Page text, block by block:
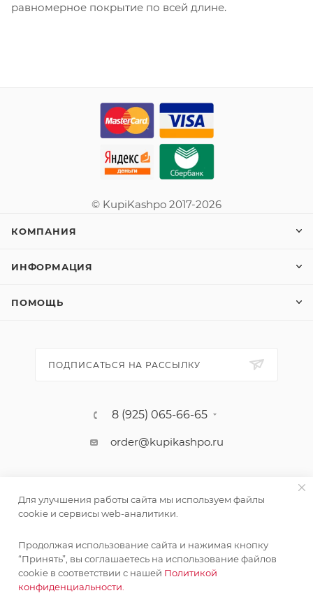
равномерное покрытие по всей длине.
© KupiKashpo 2017-2026
КОМПАНИЯ
ИНФОРМАЦИЯ
ПОМОЩЬ
ПОДПИСАТЬСЯ НА РАССЫЛКУ
8 (925) 065-66-65
order@kupikashpo.ru
©КупиКашпо 2017-2026
Для улучшения работы сайта мы используем файлы
cookie и сервисы web-аналитики.
Продолжая использование сайта и нажимая кнопку
“Принять”, вы соглашаетесь на использование файлов
cookie в соответствии с нашей Политикой
конфиденциальности.